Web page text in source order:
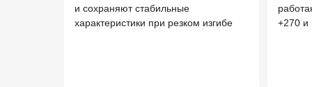
и сохраняют стабильные
характеристики при резком изгибе
+270 и